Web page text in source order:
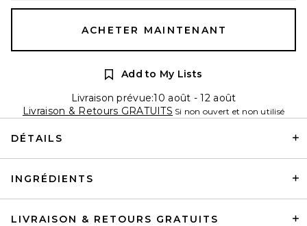
ACHETER MAINTENANT
Add to My Lists
Livraison prévue:10 août - 12 août
Livraison & Retours GRATUITS Si non ouvert et non utilisé
DÉTAILS
INGRÉDIENTS
LIVRAISON & RETOURS GRATUITS